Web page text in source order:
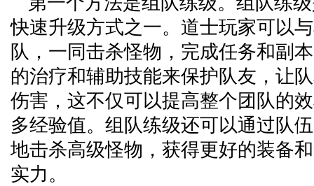
快速升级方式之一。道士玩家可以
队，一同击杀怪物，完成任务和副
的治疗和辅助技能来保护队友，让
伤害，这不仅可以提高整个团队的
多经验值。组队练级还可以通过队
地击杀高级怪物，获得更好的装备
实力。